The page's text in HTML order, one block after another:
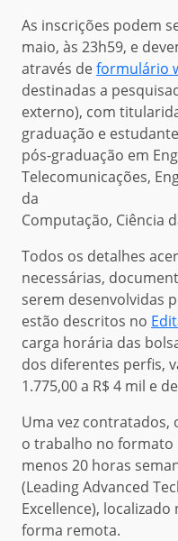
As inscrições podem
maio, às 23h59, e
através deformulário
destinadas a
externo), com
graduação e
pós-graduação em
Telecomunicações,
da
Computação, Ciência
Todos os detalhes
necessárias,
serem desenvolvidas
estão descritos no
carga horária das
dos diferentes perfis,
1.775,00 a R$ 4 mil e
Uma vez contratados,
o trabalho no formato
menos 20 horas
(Leading Advanced
Excellence),
forma remota.